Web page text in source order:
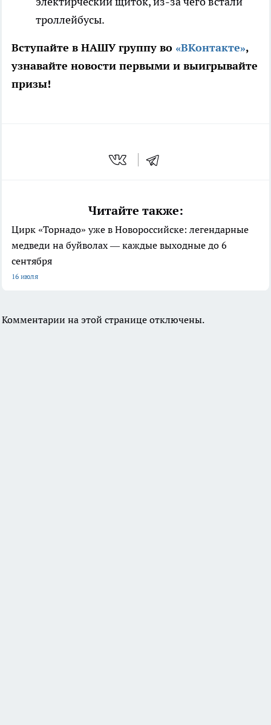
троллейбусы.
Вступайте в НАШУ группу во «ВКонтакте»,
узнавайте новости первыми и выигрывайте
призы!
Читайте также:
Цирк «Торнадо» уже в Новороссийске: легендарные
медведи на буйволах — каждые выходные до 6
сентября
16 июля
Комментарии на этой странице отключены.